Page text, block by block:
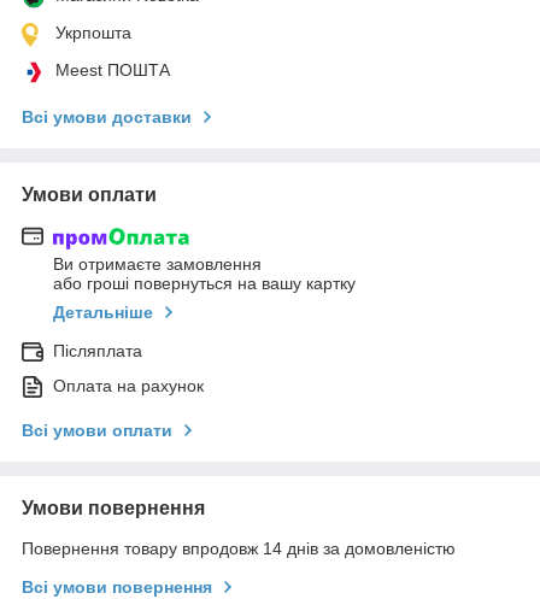
Укрпошта
Meest ПОШТА
Всі умови доставки
Умови оплати
Ви отримаєте замовлення
або гроші повернуться на вашу картку
Детальніше
Післяплата
Оплата на рахунок
Всі умови оплати
Умови повернення
Повернення товару впродовж 14 днів за домовленістю
Всі умови повернення